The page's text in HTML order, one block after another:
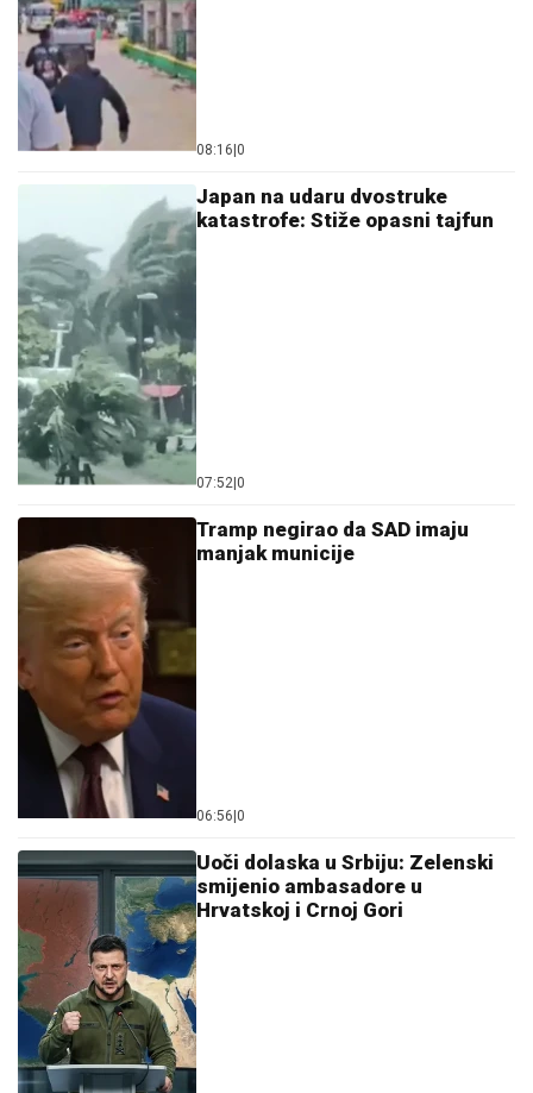
08:16 0
Japan na udaru dvostruke
katastrofe: Stiže opasni tajfun
07:52 0
Tramp negirao da SAD imaju
manjak municije
06:56 0
Uoči dolaska u Srbiju: Zelenski
smijenio ambasadore u
Hrvatskoj i Crnoj Gori